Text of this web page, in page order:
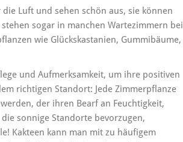
Luft und sehen schön aus, sie können
sogar in manchen Wartezimmern bei
wie Glückskastanien, Gummibäume,
und Aufmerksamkeit, um ihre positiven
richtigen Standort: Jede Zimmerpflanze
der ihren Bearf an Feuchtigkeit,
sonnige Standorte bevorzugen,
Kakteen kann man mit zu häufigem